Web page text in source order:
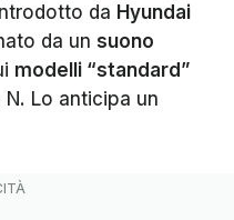
da Hyundai
da un suono
modelli “standard”
Lo anticipa un